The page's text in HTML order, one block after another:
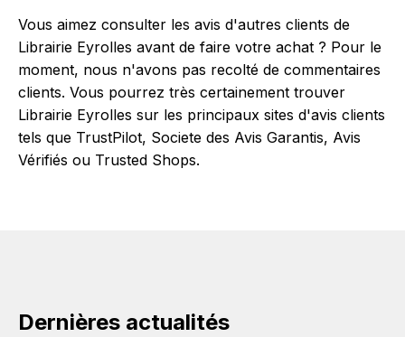
éventuels bonus.
Vous aimez consulter les avis d'autres clients de
Librairie Eyrolles avant de faire votre achat ? Pour le
moment, nous n'avons pas recolté de commentaires
clients. Vous pourrez très certainement trouver
Librairie Eyrolles sur les principaux sites d'avis clients
tels que TrustPilot, Societe des Avis Garantis, Avis
Vérifiés ou Trusted Shops.
Dernières actualités